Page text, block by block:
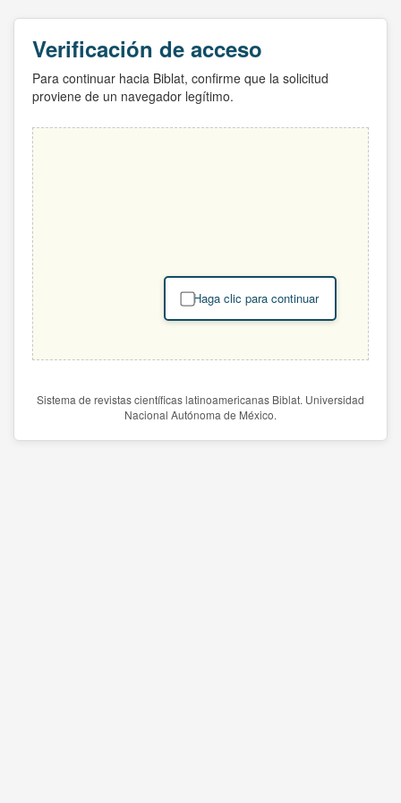
Verificación de acceso
Para continuar hacia Biblat, confirme que la solicitud
proviene de un navegador legítimo.
Haga clic para continuar
Sistema de revistas científicas latinoamericanas Biblat. Universidad
Nacional Autónoma de México.